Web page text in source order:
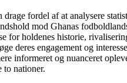
drage fordel af at analysere
mod Ghanas
for holdenes historie,
deres engagement og
informeret og nuanceret
to nationer.